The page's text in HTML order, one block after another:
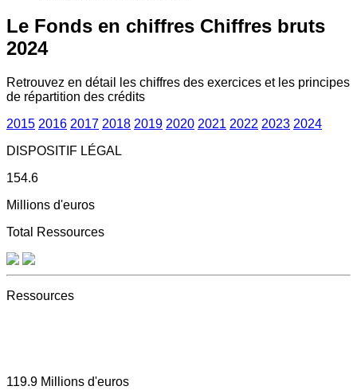
Le Fonds en chiffres Chiffres bruts
2024
Retrouvez en détail les chiffres des exercices et les principes
de répartition des crédits
2015 2016 2017 2018 2019 2020 2021 2022 2023 2024
DISPOSITIF LÉGAL
154.6
Millions d'euros
Total Ressources
Ressources
119.9 Millions d'euros